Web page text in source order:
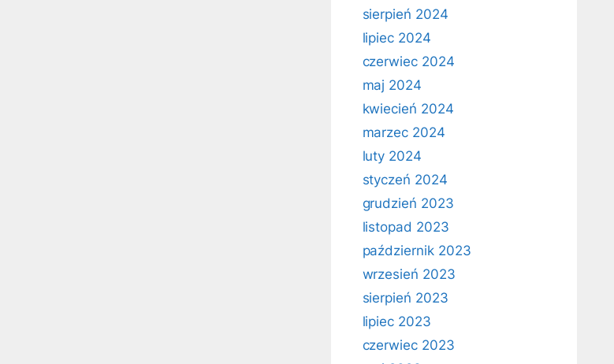
sierpień 2024
lipiec 2024
czerwiec 2024
maj 2024
kwiecień 2024
marzec 2024
luty 2024
styczeń 2024
grudzień 2023
listopad 2023
październik 2023
wrzesień 2023
sierpień 2023
lipiec 2023
czerwiec 2023